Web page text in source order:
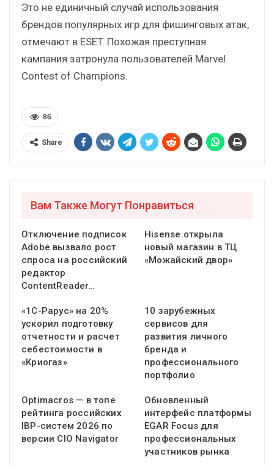
Это не единичный случай использования
брендов популярных игр для фишинговых атак,
отмечают в ESET. Похожая преступная
кампания затронула пользователей Marvel
Contest of Champions.
86
Share
Вам Также Могут Понравиться
Отключение подписок
Adobe вызвало рост
спроса на российский
редактор
ContentReader…
Hisense открыла
новый магазин в ТЦ
«Можайский двор»
«1С-Рарус» на 20%
ускорил подготовку
отчетности и расчет
себестоимости в
«Криогаз»
10 зарубежных
сервисов для
развития личного
бренда и
профессионального
портфолио
Optimacros — в топе
рейтинга российских
IBP-систем 2026 по
версии CIO Navigator
Обновленный
интерфейс платформы
EGAR Focus для
профессиональных
участников рынка